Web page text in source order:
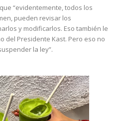
“evidentemente, todos los
pueden revisar los
y modificarlos. Eso también le
del Presidente Kast. Pero eso no
la ley”.